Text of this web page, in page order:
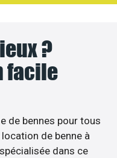
?
facile
de bennes pour tous
de benne à
dans ce